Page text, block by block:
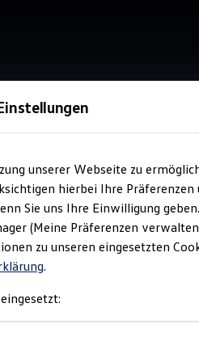
Service
unserer Webseite zu
hierbei Ihre
Sie uns Ihre Einwilligung
(Meine Präferenzen
zu unseren eingesetzten
.